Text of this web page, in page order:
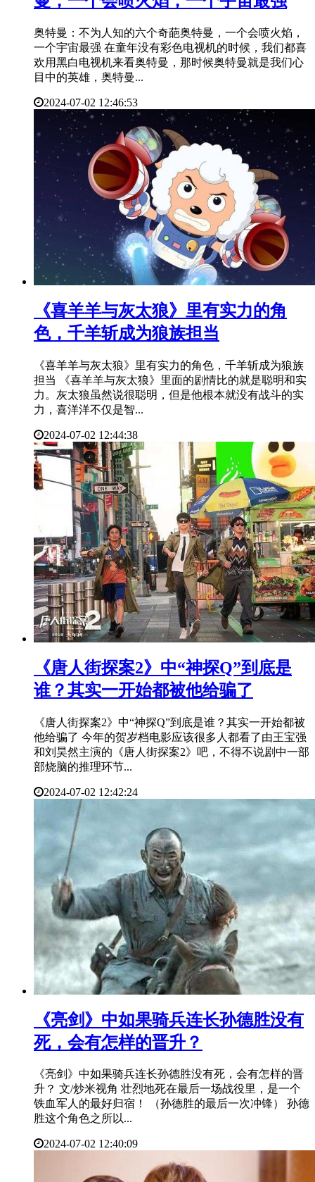
奥特曼：不为人知的六个奇葩奥特曼，一个会喷火焰，
一个宇宙最强 在童年没有彩色电视机的时候，我们都喜
欢用黑白电视机来看奥特曼，那时候奥特曼就是我们心
目中的英雄，奥特曼...
2024-07-02 12:46:53
​《喜羊羊与灰太狼》里有实力的角
色，千羊斩成为狼族担当
《喜羊羊与灰太狼》里有实力的角色，千羊斩成为狼族
担当 《喜羊羊与灰太狼》里面的剧情比的就是聪明和实
力。灰太狼虽然说很聪明，但是他根本就没有战斗的实
力，喜洋洋不仅是智...
2024-07-02 12:44:38
​《唐人街探案2》中“神探Q”到底是
谁？其实一开始都被他给骗了
《唐人街探案2》中“神探Q”到底是谁？其实一开始都被
他给骗了 今年的贺岁档电影应该很多人都看了由王宝强
和刘昊然主演的《唐人街探案2》吧，不得不说剧中一部
部烧脑的推理环节...
2024-07-02 12:42:24
​《亮剑》中如果骑兵连长孙德胜没有
死，会有怎样的晋升？
《亮剑》中如果骑兵连长孙德胜没有死，会有怎样的晋
升？ 文/炒米视角 壮烈地死在最后一场战役里，是一个
铁血军人的最好归宿！ （孙德胜的最后一次冲锋） 孙德
胜这个角色之所以...
2024-07-02 12:40:09